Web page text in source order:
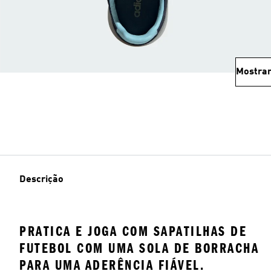
Descrição
PRATICA E JOGA COM SAPATILHAS DE
FUTEBOL COM UMA SOLA DE BORRACHA
PARA UMA ADERÊNCIA FIÁVEL.